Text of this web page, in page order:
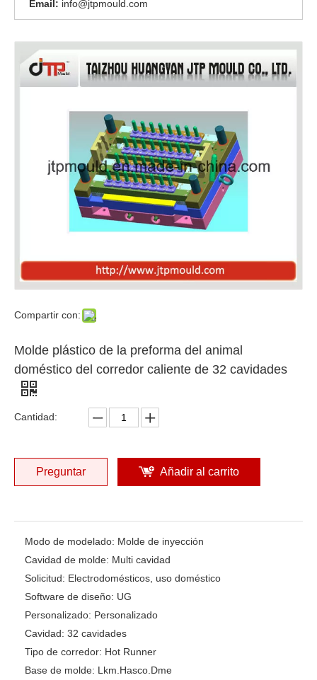
Email: info@jtpmould.com
Compartir con:
Molde plástico de la preforma del animal
doméstico del corredor caliente de 32 cavidades
Cantidad:
Preguntar Añadir al carrito
Modo de modelado: Molde de inyección
Cavidad de molde: Multi cavidad
Solicitud: Electrodomésticos, uso doméstico
Software de diseño: UG
Personalizado: Personalizado
Cavidad: 32 cavidades
Tipo de corredor: Hot Runner
Base de molde: Lkm.Hasco.Dme